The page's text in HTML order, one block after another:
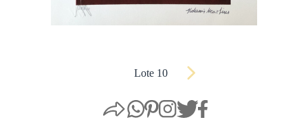
Lote 10